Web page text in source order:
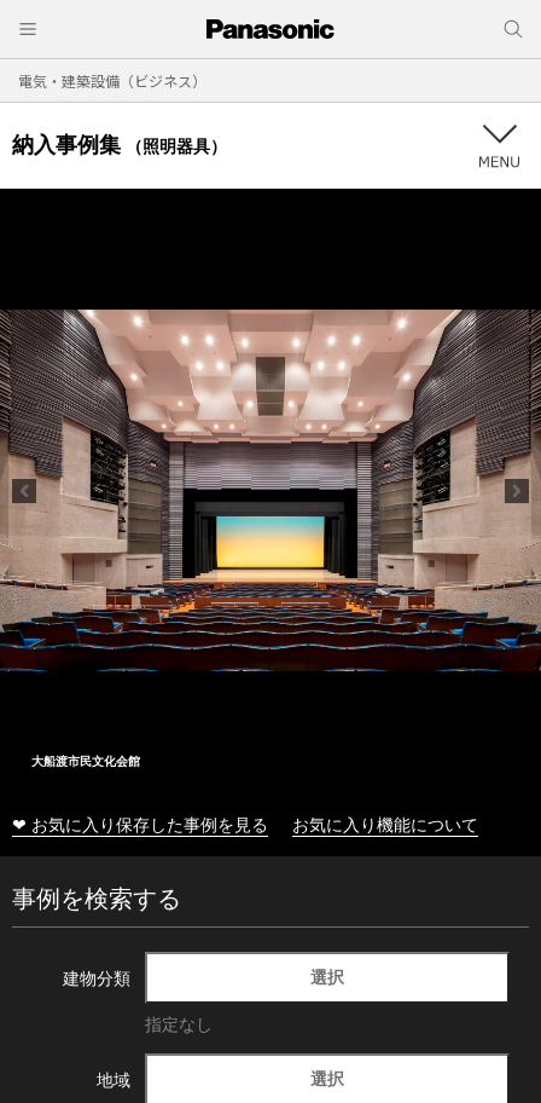
電気・建築設備（ビジネス）
納入事例集 （照明器具）
大船渡市民文化会館
❤ お気に入り保存した事例を見る お気に入り機能について
事例を検索する
建物分類 選択
指定なし
地域 選択